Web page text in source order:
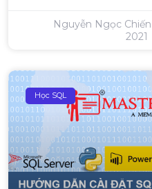
Nguyễn Ngọc Chiến
2021
Học SQL